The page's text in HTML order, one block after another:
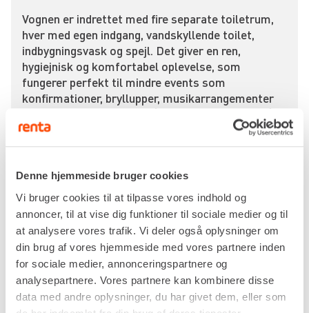
Denne hjemmeside bruger cookies
Vi bruger cookies til at tilpasse vores indhold og
annoncer, til at vise dig funktioner til sociale medier og til
at analysere vores trafik. Vi deler også oplysninger om
din brug af vores hjemmeside med vores partnere inden
for sociale medier, annonceringspartnere og
analysepartnere. Vores partnere kan kombinere disse
data med andre oplysninger, du har givet dem, eller som
Vognen er indrettet med fire separate toiletrum,
hver med egen indgang, vandskyllende toilet,
indbygningsvask og spejl. Det giver en ren,
hygiejnisk og komfortabel oplevelse, som
fungerer perfekt til mindre events som
konfirmationer, bryllupper, musikarrangementer
og havefester – men også til midlertidig brug på
byggepladser, hvor der ønskes lidt ekstra
komfort.
Tilslutning af vand og strøm klares nemt og
både lys og vandinstallation klar til drift. Vand- og
kloaktilslutning klares let med via koblingerne på
slangerne.
Vognen er udstyret med tre LED loftsarmaturer,
der sørger for god belysning, så faciliteterne kan
bruges både dag og nat.